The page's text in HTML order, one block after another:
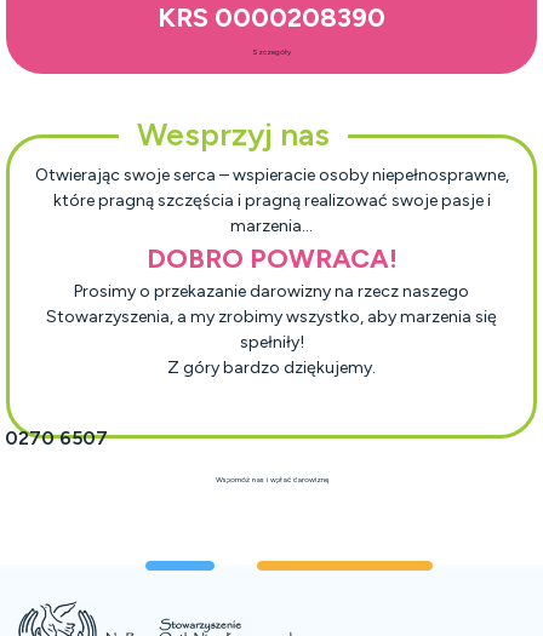
KRS 0000208390
Szczegóły
Wesprzyj nas
Otwierając swoje serca – wspieracie osoby niepełnosprawne,
które pragną szczęścia i pragną realizować swoje pasje i
marzenia…
DOBRO POWRACA!
Prosimy o przekazanie darowizny na rzecz naszego
Stowarzyszenia, a my zrobimy wszystko, aby marzenia się
spełniły!
Z góry bardzo dziękujemy.
0270 6507
Wspomóż nas i wpłać darowiznę